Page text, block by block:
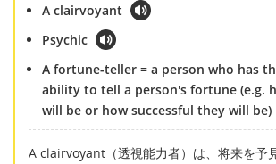
A clairvoyant
Psychic
A fortune-teller = a person who has
ability to tell a person's fortune (e.g.
will be or how successful they will be)
A clairvoyant（透視能力者）は、将来を予